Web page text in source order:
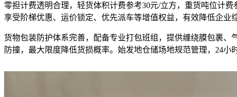
零担计费透明合理，轻货体积计费参考30元/立方，重货吨位计
享受阶梯优惠、运价锁定、优先派车等增值权益，有效降低企业
货物包装防护体系完善，配备专业打包班组，提供缠绕膜包裹
防撞，最大限度降低货损概率。始发地仓储场地规范管理，24